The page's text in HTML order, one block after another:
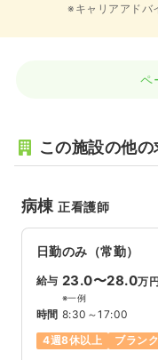
※キャリアアドバ
ペ
この施設の他の
病棟正看護師
日勤のみ（常勤）
給与 23.0〜28.0万
※一例
時間 8:30～17:00
4週8休以上
ブラン